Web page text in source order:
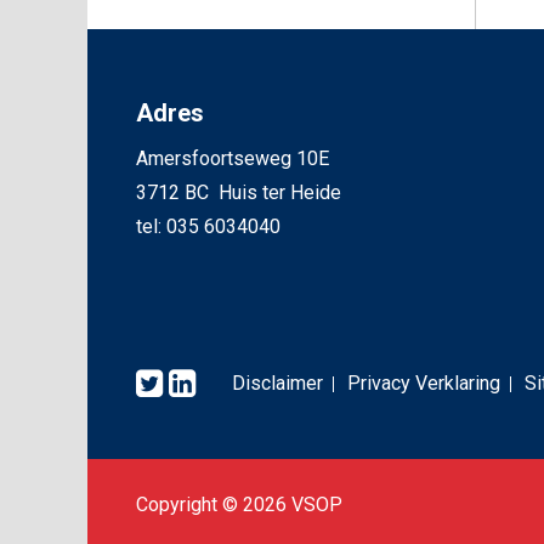
Adres
Amersfoortseweg 10E
3712 BC Huis ter Heide
tel: 035 6034040
Disclaimer Privacy Verklaring
Copyright © 2026 VSOP